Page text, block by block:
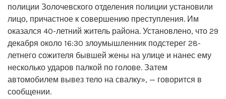
полиции Золочевского отделения полиции установили
лицо, причастное к совершению преступления. Им
оказался 40-летний житель района. Установлено, что 29
декабря около 16:30 злоумышленник подстерег 28-
летнего сожителя бывшей жены на улице и нанес ему
несколько ударов палкой по голове. Затем
автомобилем вывез тело на свалку», — говорится в
сообщении.